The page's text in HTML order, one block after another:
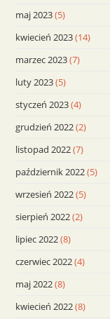
maj 2023(5)
kwiecień 2023(14)
marzec 2023(7)
luty 2023(5)
styczeń 2023(4)
grudzień 2022(2)
listopad 2022(7)
październik 2022(5)
wrzesień 2022(5)
sierpień 2022(2)
lipiec 2022(8)
czerwiec 2022(4)
maj 2022(8)
kwiecień 2022(8)